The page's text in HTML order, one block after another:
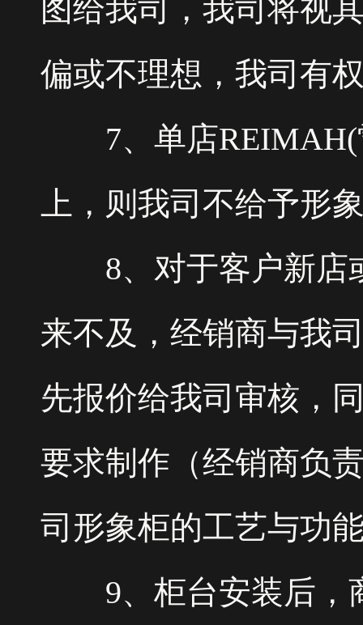
图给我司，我司将视
偏或不理想，我司有
7、单店REIMAH(
上，则我司不给予形
8、对于客户新店
来不及，经销商与我
先报价给我司审核，
要求制作（经销商负
司形象柜的工艺与功
9、柜台安装后，